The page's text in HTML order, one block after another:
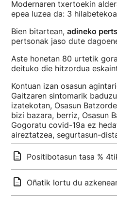
Modernaren txertoekin
epea luzea da: 3
Bien bitartean, adineko
pertsonak jaso dute
Aste honetan 80 urtetik
deituko die hitzordua
Kontuan izan osasun
Gaitzaren sintomarik
izatekotan, Osasun
bizi bazara, berriz, Osasun
Gogoratu covid-19a ez
aireztatzea, segurtasun-
Positibotasun tasa %
Oñatik lortu du